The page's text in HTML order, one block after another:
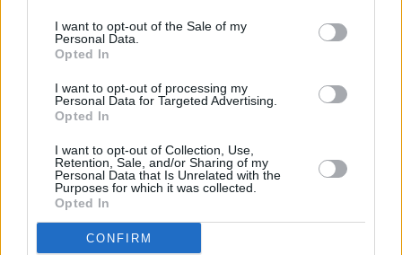
I want to opt-out of the Sale of my
Personal Data.
Opted In
I want to opt-out of processing my
Personal Data for Targeted Advertising.
Opted In
I want to opt-out of Collection, Use,
Retention, Sale, and/or Sharing of my
Personal Data that Is Unrelated with the
Purposes for which it was collected.
Opted In
CONFIRM
Provincia
Muere electrocutado un hombre
de 64 años en una torre eléctrica
en Bailén